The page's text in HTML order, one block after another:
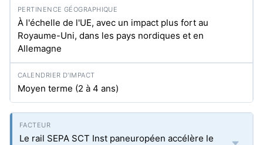
À l'échelle de l'UE, avec un impact plus fort au
Royaume-Uni, dans les pays nordiques et en
Allemagne
Moyen terme (2 à 4 ans)
Le rail SEPA SCT Inst paneuropéen accélère le